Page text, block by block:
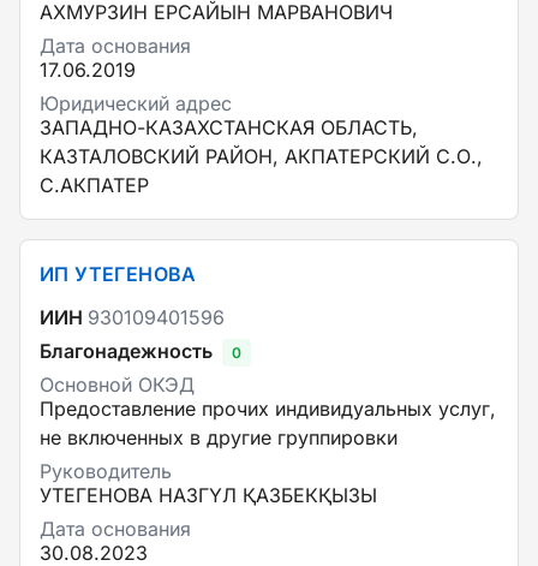
АХМУРЗИН ЕРСАЙЫН МАРВАНОВИЧ
Дата основания
17.06.2019
Юридический адрес
ЗАПАДНО-КАЗАХСТАНСКАЯ ОБЛАСТЬ,
КАЗТАЛОВСКИЙ РАЙОН, АКПАТЕРСКИЙ С.О.,
С.АКПАТЕР
ИП УТЕГЕНОВА
ИИН 930109401596
Благонадежность
0
Основной ОКЭД
Предоставление прочих индивидуальных услуг,
не включенных в другие группировки
Руководитель
УТЕГЕНОВА НАЗГҮЛ ҚАЗБЕКҚЫЗЫ
Дата основания
30.08.2023